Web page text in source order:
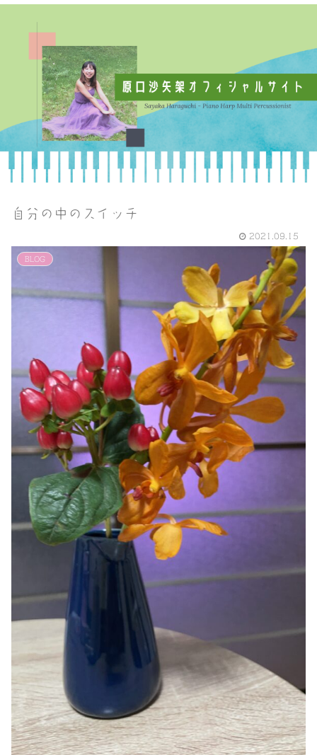
自分の中のスイッチ
2021.09.15
BLOG